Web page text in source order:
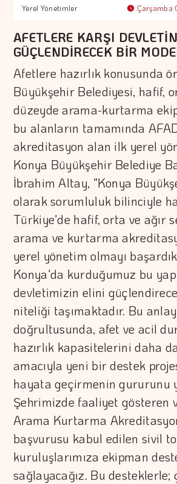
Yerel Yönetimler Çarşamba
AFETLERE KARŞI
GÜÇLENDİRECEK BİR
Afetlere hazırlık konusunda
Büyükşehir Belediyesi, hafif,
düzeyde arama-kurtarma
bu alanların tamamında
akreditasyon alan ilk yerel
Konya Büyükşehir Belediye
İbrahim Altay, "Konya
olarak sorumluluk bilinciyle
Türkiye'de hafif, orta ve ağır
arama ve kurtarma
yerel yönetim olmayı
Konya'da kurduğumuz bu
devletimizin elini
niteliği taşımaktadır. Bu
doğrultusunda, afet ve acil
hazırlık kapasitelerini daha
amacıyla yeni bir destek
hayata geçirmenin gururunu
Şehrimizde faaliyet gösteren
Arama Kurtarma
başvurusu kabul edilen sivil
kuruluşlarımıza ekipman
sağlayacağız. Bu desteklerle;